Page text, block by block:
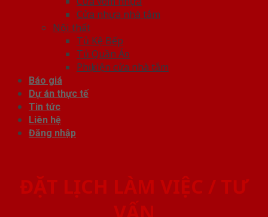
Cửa nhựa nhà tắm
Nội thất
Tủ Kệ Bếp
Tủ Quần Áo
Phụ kiện cửa nhà tắm
Báo giá
Dự án thực tế
Tin tức
Liên hệ
Đăng nhập
ĐẶT LỊCH LÀM VIỆC / TƯ